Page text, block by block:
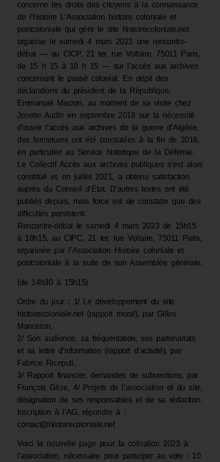
concerne les droits des citoyens à la connaissance
de l’histoire L’Association histoire coloniale et
postcoloniale qui gère le site histoirecoloniale.net
organise le samedi 4 mars 2023 une rencontre-
débat — au CICP, 21 ter, rue Voltaire, 75011 Paris,
de 15 h 15 à 18 h 15 — sur l’accès aux archives
concernant le passé colonial. En dépit des
déclarations du président de la République,
Emmanuel Macron, au moment de sa visite chez
Josette Audin en septembre 2018 sur la nécessité
d’ouvrir l’accès aux archives de la guerre d’Algérie,
des fermetures ont été constatées à la fin de 2019,
en particulier au Service historique de la Défense.
Le Collectif Accès aux archives publiques s’est alors
constitué et, en juillet 2021, a obtenu satisfaction
auprès du Conseil d’État. D’autres textes ont été
publiés depuis, mais force est de constater que des
difficultés persistent.
Rencontre-débat le samedi 4 mars 2023 de 15h15
à 18h15, au CIPC, 21 ter, rue Voltaire, 75011 Paris,
organisée par l’Association Histoire coloniale et
postcoloniale à la suite de son Assemblée générale.
(de 14h30 à 15h15)
Ordre du jour : 1/ Le développement du site
histoirecoloniale.net (rapport moral), par Gilles
Manceron,
2/ Son audience, sa fréquentation, ses partenariats
et sa lettre d’information (rapport d’activité), par
Fabrice Riceputi,
3/ Rapport financier, demandes de subventions, par
François Gèze, 4/ Projets de l’association et du site,
désignation de ses responsables et de sa rédaction.
Inscription à l’AG, répondre à :
contact@histoirecoloniale.net
Voici la nouvelle page pour la cotisation 2023 à
l’association, nécessaire pour participer au vote : 10